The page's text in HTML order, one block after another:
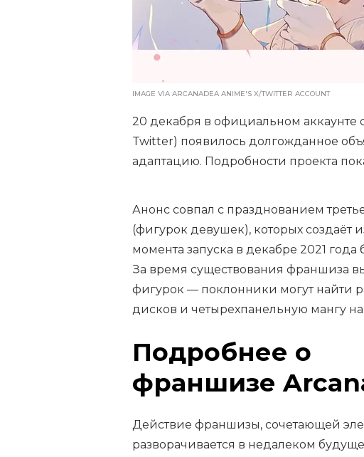
IMAGE VIA ARCANADEA ANIME'S X/TWITTER ACCOUNT
20 декабря в официальном
Twitter) появилось долгожданное
адаптацию. Подробности проекта
Анонс совпал с празднованием
(фигурок девушек), которых создаёт
момента запуска в декабре 2021
За время существования франшиза
фигурок — поклонники могут найти
дисков и четырехпанельную мангу
Подробнее о
франшизе
Действие франшизы, сочетающей
разворачивается в недалеком